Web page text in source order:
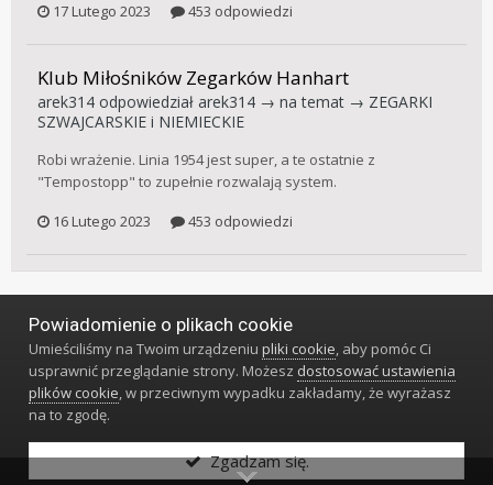
17 Lutego 2023
453 odpowiedzi
Klub Miłośników Zegarków Hanhart
arek314 odpowiedział arek314 → na temat → ZEGARKI
SZWAJCARSKIE i NIEMIECKIE
Robi wrażenie. Linia 1954 jest super, a te ostatnie z
"Tempostopp" to zupełnie rozwalają system.
16 Lutego 2023
453 odpowiedzi
Język Styl Polityka prywatności
Klub Miłośników Zegarów i Zegarków
Powered by Invision Community
Powiadomienie o plikach cookie
Umieściliśmy na Twoim urządzeniupliki cookie, aby pomóc Ci
usprawnić przeglądanie strony. Możesz dostosować ustawienia
plików cookie, w przeciwnym wypadku zakładamy, że wyrażasz
na to zgodę.
Zgadzam się.